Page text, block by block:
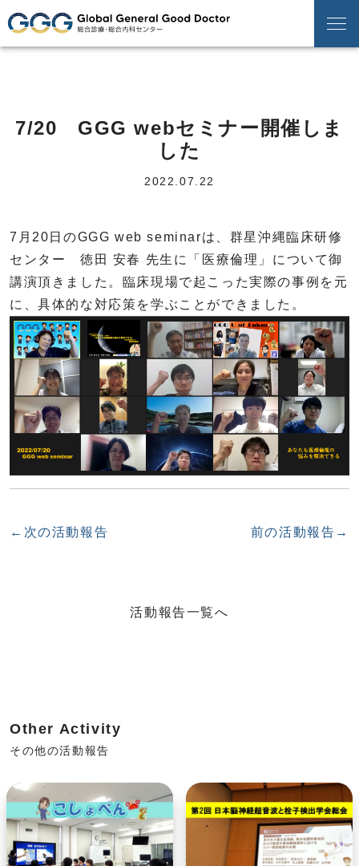
7/20 GGG webセミナー開催しま
した
2022.07.22
7月20日のGGG web seminarは、群星沖縄臨床研修
センター 徳田 安春 先生に「医療倫理」について御
講演頂きました。臨床現場で起こった実際の事例を元
に、具体的な対応策を学ぶことができました。
←次の活動報告 前の活動報告→
活動報告一覧へ
Other Activity
その他の活動報告